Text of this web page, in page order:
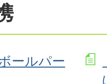
ールパー